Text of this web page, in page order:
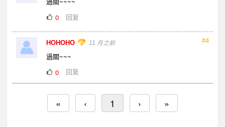
0
回复
#4
HOHOHO 11 月之前
過關~~~
0
回复
« ‹ 1 › »